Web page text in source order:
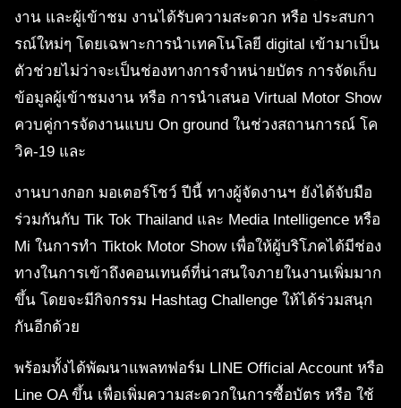
งาน และผู้เข้าชม งานได้รับความสะดวก หรือ ประสบกา
รณ์ใหม่ๆ โดยเฉพาะการนำเทคโนโลยี digital เข้ามาเป็น
ตัวช่วยไม่ว่าจะเป็นช่องทางการจำหน่ายบัตร การจัดเก็บ
ข้อมูลผู้เข้าชมงาน หรือ การนำเสนอ Virtual Motor Show
ควบคู่การจัดงานแบบ On ground ในช่วงสถานการณ์ โค
วิค-19 และ
งานบางกอก มอเตอร์โชว์ ปีนี้ ทางผู้จัดงานฯ ยังได้จับมือ
ร่วมกันกับ Tik Tok Thailand และ Media Intelligence หรือ
Mi ในการทำ Tiktok Motor Show เพื่อให้ผู้บริโภคได้มีช่อง
ทางในการเข้าถึงคอนเทนต์ที่น่าสนใจภายในงานเพิ่มมาก
ขึ้น โดยจะมีกิจกรรม Hashtag Challenge ให้ได้ร่วมสนุก
กันอีกด้วย
พร้อมทั้งได้พัฒนาแพลทฟอร์ม LINE Official Account หรือ
Line OA ขึ้น เพื่อเพิ่มความสะดวกในการซื้อบัตร หรือ ใช้